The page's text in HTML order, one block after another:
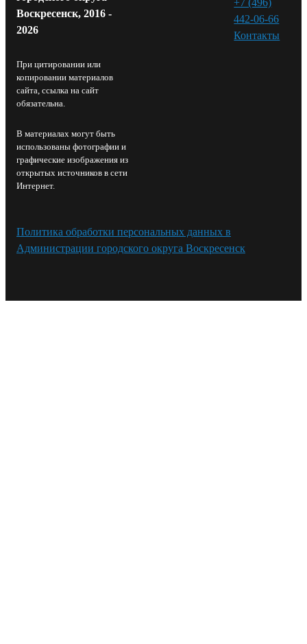
Воскресенск, 2016 -
2026
При цитировании или
копировании материалов
сайта, ссылка на сайт
обязательна.
В материалах могут быть
использованы фотографии и
графические изображения из
открытых источников в сети
Интернет.
442-06-66
Контакты⁠
Политика обработки персональных данных в
Администрации городского округа Воскресенск